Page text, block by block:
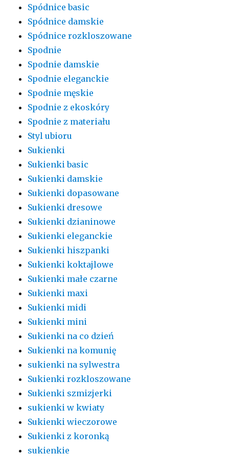
Spódnice basic
Spódnice damskie
Spódnice rozkloszowane
Spodnie
Spodnie damskie
Spodnie eleganckie
Spodnie męskie
Spodnie z ekoskóry
Spodnie z materiału
Styl ubioru
Sukienki
Sukienki basic
Sukienki damskie
Sukienki dopasowane
Sukienki dresowe
Sukienki dzianinowe
Sukienki eleganckie
Sukienki hiszpanki
Sukienki koktajlowe
Sukienki małe czarne
Sukienki maxi
Sukienki midi
Sukienki mini
Sukienki na co dzień
Sukienki na komunię
sukienki na sylwestra
Sukienki rozkloszowane
Sukienki szmizjerki
sukienki w kwiaty
Sukienki wieczorowe
Sukienki z koronką
sukienkie